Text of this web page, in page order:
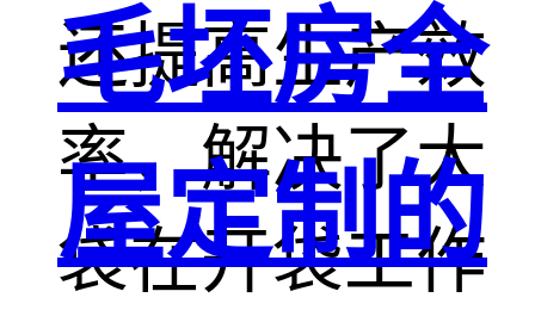
还提高生产效
率，解决了大
袋在开袋工作
毛坯房全
屋定制的